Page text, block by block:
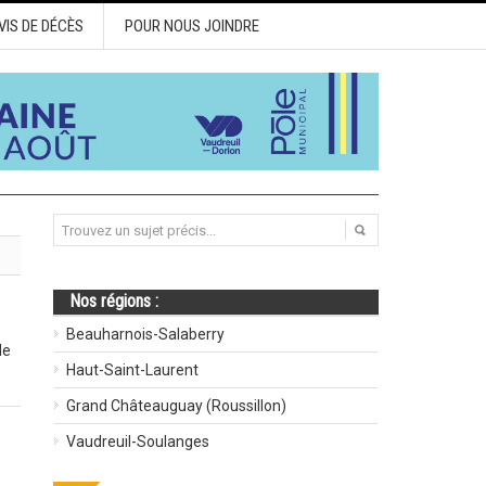
DE DÉCÈS POUR NOUS JOINDRE
Nos régions :
Beauharnois-Salaberry
Haut-Saint-Laurent
Grand Châteauguay (Roussillon)
Vaudreuil-Soulanges